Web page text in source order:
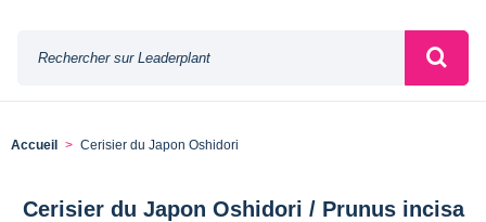
Accueil Cerisier du Japon Oshidori
Cerisier du Japon Oshidori / Prunus incisa